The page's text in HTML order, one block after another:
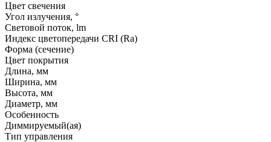
Цвет свечения
Угол излучения, °
Световой поток, lm
Индекс цветопередачи CRI (Ra)
Форма (сечение)
Цвет покрытия
Длина, мм
Ширина, мм
Высота, мм
Диаметр, мм
Особенность
Диммируемый(ая)
Тип управления